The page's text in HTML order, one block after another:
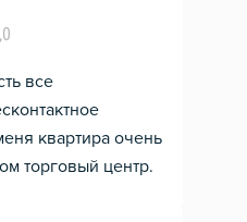
все
квартира очень
торговый центр.